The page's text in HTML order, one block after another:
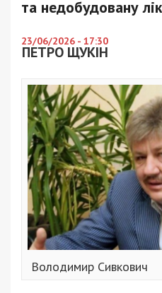
та недобудовану
23/06/2026 - 17:30
ПЕТРО ЩУКІН
Володимир Сивкович